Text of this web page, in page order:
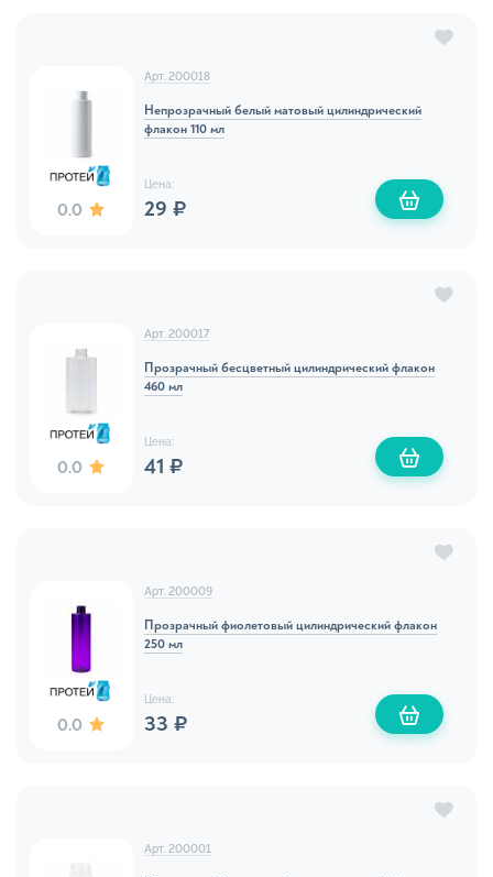
0.0
Арт. 200018
Непрозрачный белый матовый цилиндрический
флакон 110 мл
Цена:
29 ₽
0.0
Арт. 200017
Прозрачный бесцветный цилиндрический флакон
460 мл
Цена:
41 ₽
0.0
Арт. 200009
Прозрачный фиолетовый цилиндрический флакон
250 мл
Цена:
33 ₽
Арт. 200001